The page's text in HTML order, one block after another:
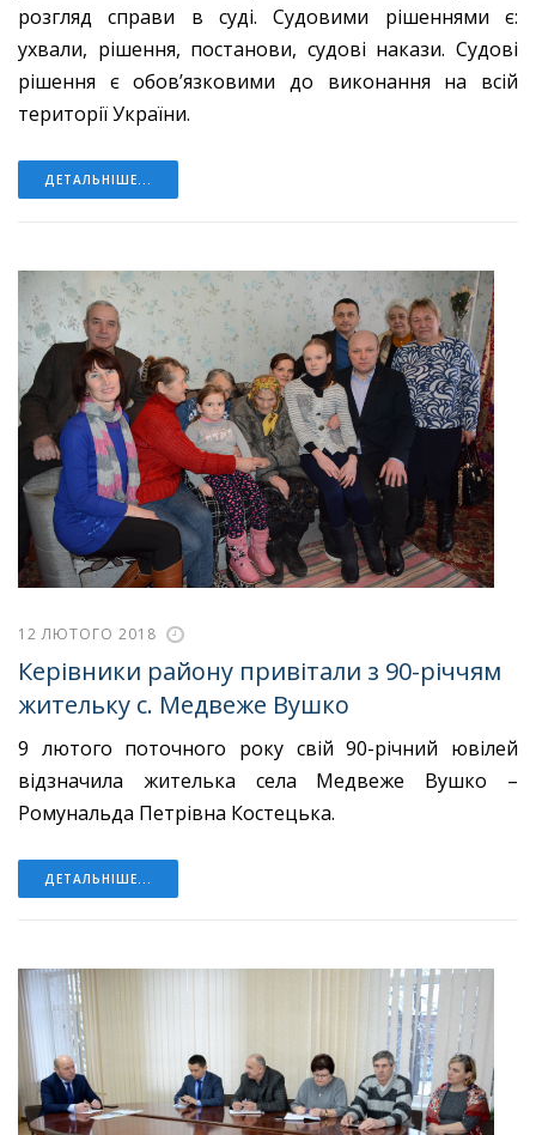
розгляд справи в суді. Судовими рішеннями є:
ухвали, рішення, постанови, судові накази. Судові
рішення є обов’язковими до виконання на всій
території України.
ДЕТАЛЬНІШЕ...
12 ЛЮТОГО 2018
Керівники району привітали з 90-річчям
жительку с. Медвеже Вушко
9 лютого поточного року свій 90-річний ювілей
відзначила жителька села Медвеже Вушко –
Ромунальда Петрівна Костецька.
ДЕТАЛЬНІШЕ...